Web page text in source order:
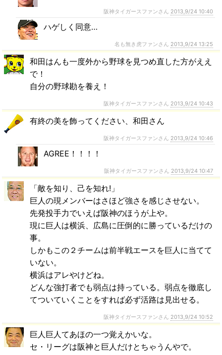
阪神タイガースファンさん 2013,9/24 10:40
ハゲしく同意…
名も無き虎ファンさん 2013,9/24 13:25
和田はんも一度外から野球を見つめ直した方がええ
で！
自分の野球勘を養え！
阪神タイガースファンさん 2013,9/24 10:43
有終の美を飾ってください、和田さん
阪神タイガースファンさん 2013,9/24 10:46
AGREE！！！！
阪神タイガースファンさん 2013,9/24 10:47
「敵を知り、己を知れ!」
巨人の現メンバーはさほど強さを感じさせない。
先発投手力でいえば阪神のほうが上や。
現に巨人は横浜、広島に圧倒的に勝っているだけの
事。
しかもこの２チームは前半戦エースを巨人に当てて
いない。
横浜はアレやけどね。
どんな強打者でも弱点は持っている。弱点を徹底し
てついていくことをすれば必ず活路は見出せる。
阪神タイガースファンさん 2013,9/24 10:52
巨人巨人てあほの一つ覚えかいな。
セ・リーグは阪神と巨人だけとちゃうんやで。